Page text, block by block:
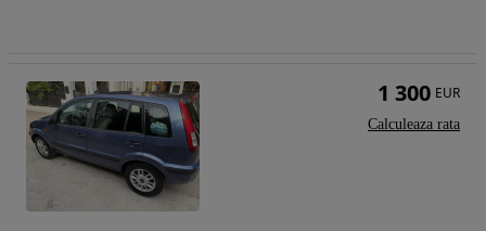
1 300 EUR
Calculeaza rata